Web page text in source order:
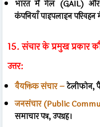
भारत में गेल (GAIL)
कंपनियाँ पाइपलाइन परिवहन
15. संचार के प्रमुख प्रकार
उत्तर:
वैयक्तिक संचार –टेलीफोन,
जनसंचार (Public
समाचार पत्र, उपग्रह।